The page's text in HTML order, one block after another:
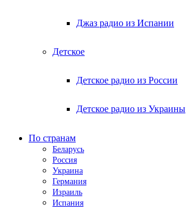
Джаз радио из Испании
Детское
Детское радио из России
Детское радио из Украины
По странам
Беларусь
Россия
Украина
Германия
Израиль
Испания